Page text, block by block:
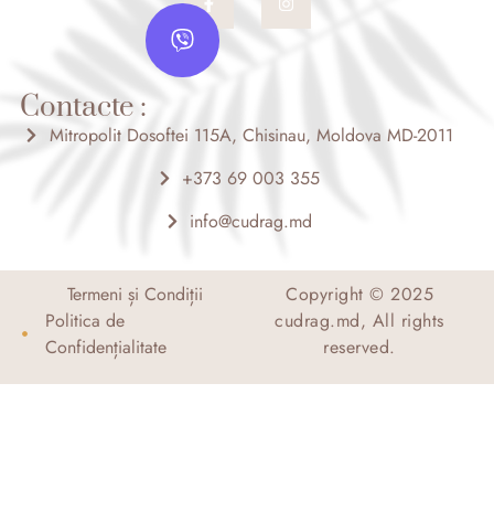
c
b
o
f
s
t
V
i
b
e
Contacte :
Mitropolit Dosoftei 115A, Chisinau, Moldova MD-2011
+373 69 003 355
info@cudrag.md
Termeni și Condiții
Politica de
Confidențialitate
Copyright © 2025
cudrag.md, All rights
reserved.